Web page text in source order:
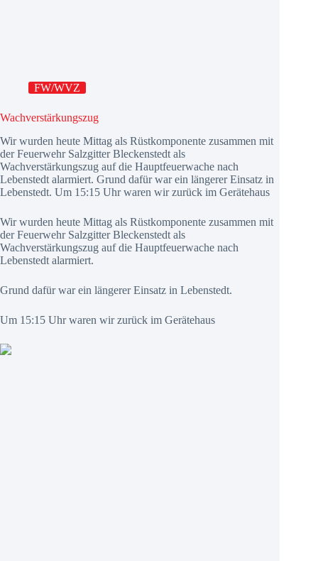
FW/WVZ
Wachverstärkungszug
Wir wurden heute Mittag als Rüstkomponente zusammen mit
der Feuerwehr Salzgitter Bleckenstedt als
Wachverstärkungszug auf die Hauptfeuerwache nach
Lebenstedt alarmiert. Grund dafür war ein längerer Einsatz in
Lebenstedt. Um 15:15 Uhr waren wir zurück im Gerätehaus
Wir wurden heute Mittag als Rüstkomponente zusammen mit
der Feuerwehr Salzgitter Bleckenstedt als
Wachverstärkungszug auf die Hauptfeuerwache nach
Lebenstedt alarmiert.
Grund dafür war ein längerer Einsatz in Lebenstedt.
Um 15:15 Uhr waren wir zurück im Gerätehaus